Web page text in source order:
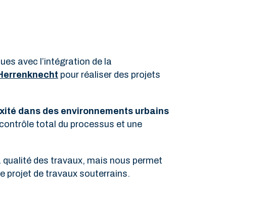
avec l’intégration de la
pour réaliser des projets
dans des environnements urbains
total du processus et une
des travaux, mais nous permet
projet de travaux souterrains.